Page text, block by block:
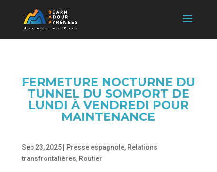
FERMETURE NOCTURNE DU
TUNNEL DU SOMPORT DE
LUNDI À VENDREDI POUR
MAINTENANCE
Sep 23, 2025| Presse espagnole, Relations
transfrontalières, Routier